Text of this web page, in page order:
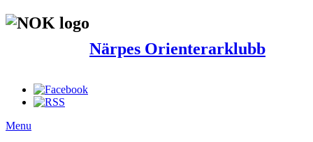
Närpes Orienterarklubb
Menu